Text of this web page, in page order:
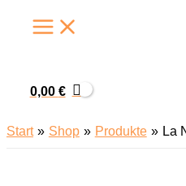
Inhalt
0,00 €
Start Shop Produkte La